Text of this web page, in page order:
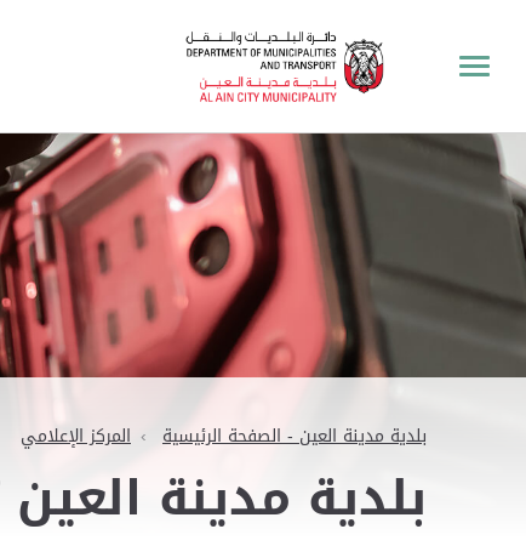
بلدية مدينة العين - الصفحة الرئيسية المركز الإعلامي
بلدية مدينة